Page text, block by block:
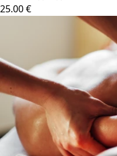
25.00 €